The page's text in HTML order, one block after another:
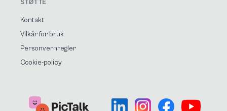
STØTTE
Kontakt
Vilkår for bruk
Personvernregler
Cookie-policy